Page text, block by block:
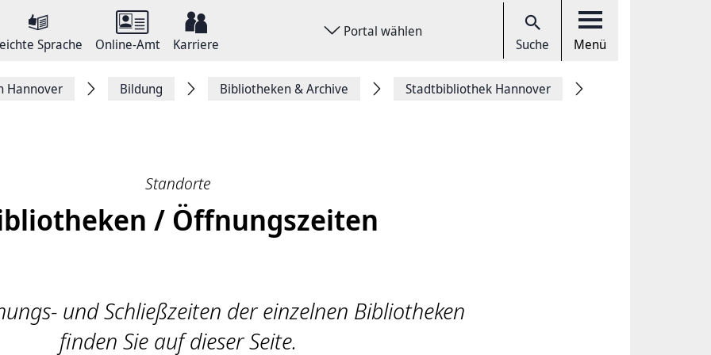
Sprache Online-Amt Karriere
Portal wählen
Suche Menü
Hannover Bildung Bibliotheken & Archive Stadtbibliothek Hannover
Standorte
/ Öffnungszeiten
und Schließzeiten der einzelnen Bibliotheken
finden Sie auf dieser Seite.